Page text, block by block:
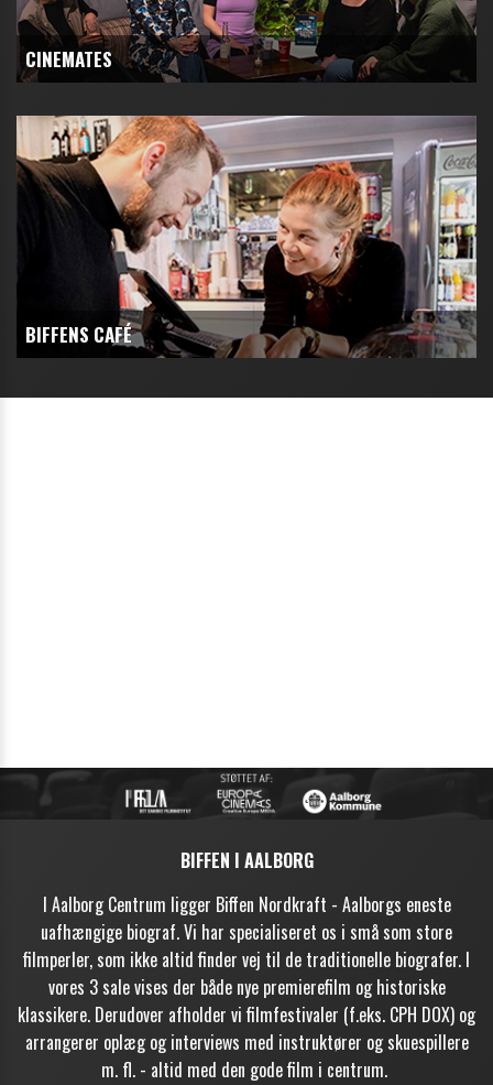
CINEMATES
BIFFENS CAFÉ
Nyhedsbrev
SIDSTE NYT OM FILM OG EVENTS
Tilmeld
BIFFEN I AALBORG
I Aalborg Centrum ligger Biffen Nordkraft - Aalborgs eneste
uafhængige biograf. Vi har specialiseret os i små som store
filmperler, som ikke altid finder vej til de traditionelle biografer. I
vores 3 sale vises der både nye premierefilm og historiske
klassikere. Derudover afholder vi filmfestivaler (f.eks. CPH DOX) og
arrangerer oplæg og interviews med instruktører og skuespillere
m. fl. - altid med den gode film i centrum.